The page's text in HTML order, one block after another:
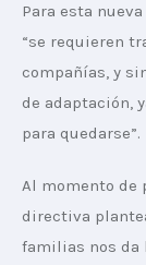
Para esta
“se requieren
compañías, y
de adaptación,
para quedarse”.
Al momento de
directiva
familias nos da